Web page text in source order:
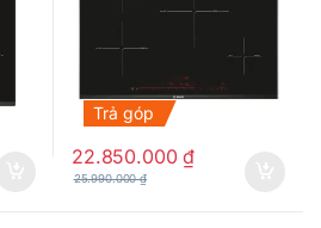
Trả góp
22.850.000₫
25.990.000₫